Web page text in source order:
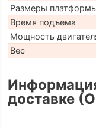
Размеры
Время подъема
Мощность
Вес
доставке